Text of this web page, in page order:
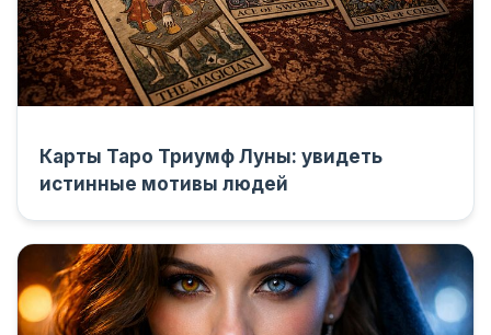
Карты Таро Триумф Луны: увидеть
истинные мотивы людей